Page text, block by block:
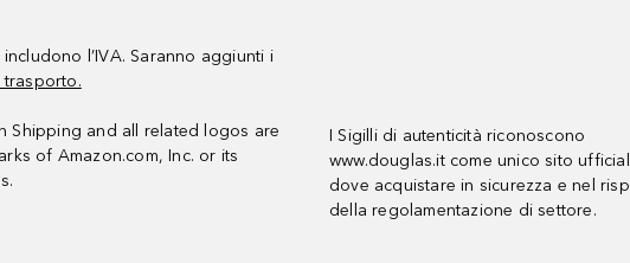
includono l’IVA. Saranno aggiunti i
trasporto.
Shipping and all related logos are
of Amazon.com, Inc. or its
I Sigilli di autenticità riconoscono
www.douglas.it come unico sito
dove acquistare in sicurezza e nel
della regolamentazione di settore.